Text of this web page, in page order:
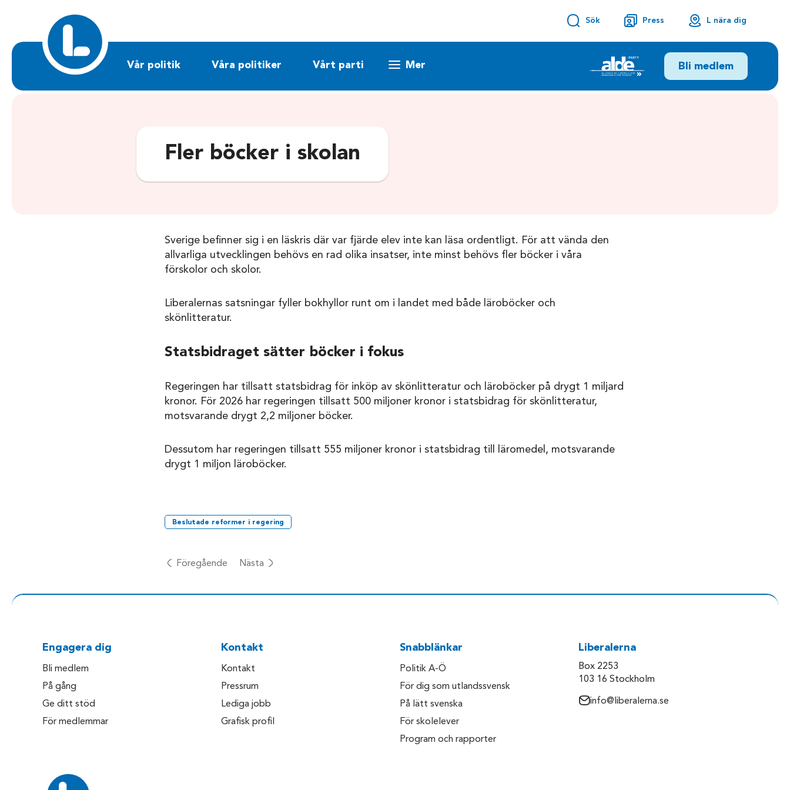
Sök Press L nära dig
Vår politik Våra politiker Vårt parti Mer Bli medlem
Fler böcker i skolan
Sverige befinner sig i en läskris där var fjärde elev inte kan läsa ordentligt. För att vända den
allvarliga utvecklingen behövs en rad olika insatser, inte minst behövs fler böcker i våra
förskolor och skolor.
Liberalernas satsningar fyller bokhyllor runt om i landet med både läroböcker och
skönlitteratur.
Statsbidraget sätter böcker i fokus
Regeringen har tillsatt statsbidrag för inköp av skönlitteratur och läroböcker på drygt 1 miljard
kronor. För 2026 har regeringen tillsatt 500 miljoner kronor i statsbidrag för skönlitteratur,
motsvarande drygt 2,2 miljoner böcker.
Dessutom har regeringen tillsatt 555 miljoner kronor i statsbidrag till läromedel, motsvarande
drygt 1 miljon läroböcker.
Beslutade reformer i regering
Föregående Nästa
Engagera dig
Bli medlem
På gång
Ge ditt stöd
För medlemmar
Kontakt
Kontakt
Pressrum
Lediga jobb
Grafisk profil
Snabblänkar
Politik A-Ö
För dig som utlandssvensk
På lätt svenska
För skolelever
Program och rapporter
Liberalerna
Box 2253
103 16 Stockholm
info@liberalerna.se